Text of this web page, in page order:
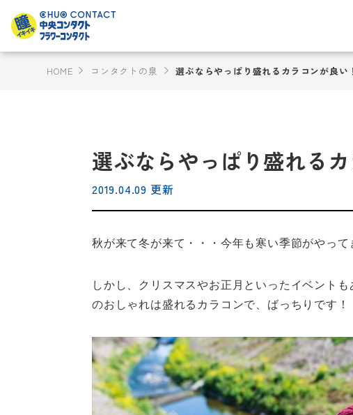
HOME コンタクトの泉 選ぶならやっぱり盛れるカラコンが良い
選ぶならやっぱり盛れる
2019.04.09 更新
秋が来て冬が来て・・・今年も寒い季節がやっ
しかし、クリスマスやお正月といったイベント
のおしゃれは盛れるカラコンで、ばっちりです！